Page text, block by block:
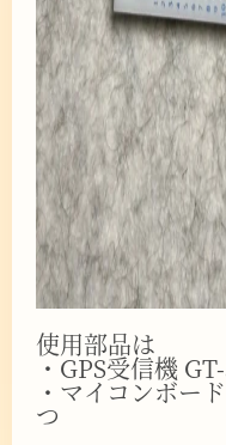
使用部品は
・GPS受信機
・マイコンボー
つ